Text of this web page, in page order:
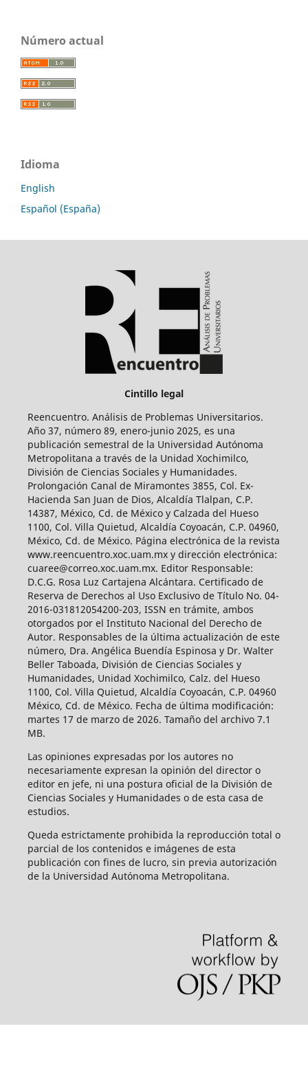
Número actual
Idioma
English
Español (España)
Cintillo legal
Reencuentro. Análisis de Problemas Universitarios.
Año 37, número 89, enero-junio 2025, es una
publicación semestral de la Universidad Autónoma
Metropolitana a través de la Unidad Xochimilco,
División de Ciencias Sociales y Humanidades.
Prolongación Canal de Miramontes 3855, Col. Ex-
Hacienda San Juan de Dios, Alcaldía Tlalpan, C.P.
14387, México, Cd. de México y Calzada del Hueso
1100, Col. Villa Quietud, Alcaldía Coyoacán, C.P. 04960,
México, Cd. de México. Página electrónica de la revista
www.reencuentro.xoc.uam.mx y dirección electrónica:
cuaree@correo.xoc.uam.mx. Editor Responsable:
D.C.G. Rosa Luz Cartajena Alcántara. Certificado de
Reserva de Derechos al Uso Exclusivo de Título No. 04-
2016-031812054200-203, ISSN en trámite, ambos
otorgados por el Instituto Nacional del Derecho de
Autor. Responsables de la última actualización de este
número, Dra. Angélica Buendía Espinosa y Dr. Walter
Beller Taboada, División de Ciencias Sociales y
Humanidades, Unidad Xochimilco, Calz. del Hueso
1100, Col. Villa Quietud, Alcaldía Coyoacán, C.P. 04960
México, Cd. de México. Fecha de última modificación:
martes 17 de marzo de 2026. Tamaño del archivo 7.1
MB.
Las opiniones expresadas por los autores no
necesariamente expresan la opinión del director o
editor en jefe, ni una postura oficial de la División de
Ciencias Sociales y Humanidades o de esta casa de
estudios.
Queda estrictamente prohibida la reproducción total o
parcial de los contenidos e imágenes de esta
publicación con fines de lucro, sin previa autorización
de la Universidad Autónoma Metropolitana.